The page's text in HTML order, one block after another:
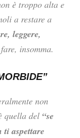
è troppo alta e
a restare a
leggere,
insomma.
non
quella del “se
aspettare